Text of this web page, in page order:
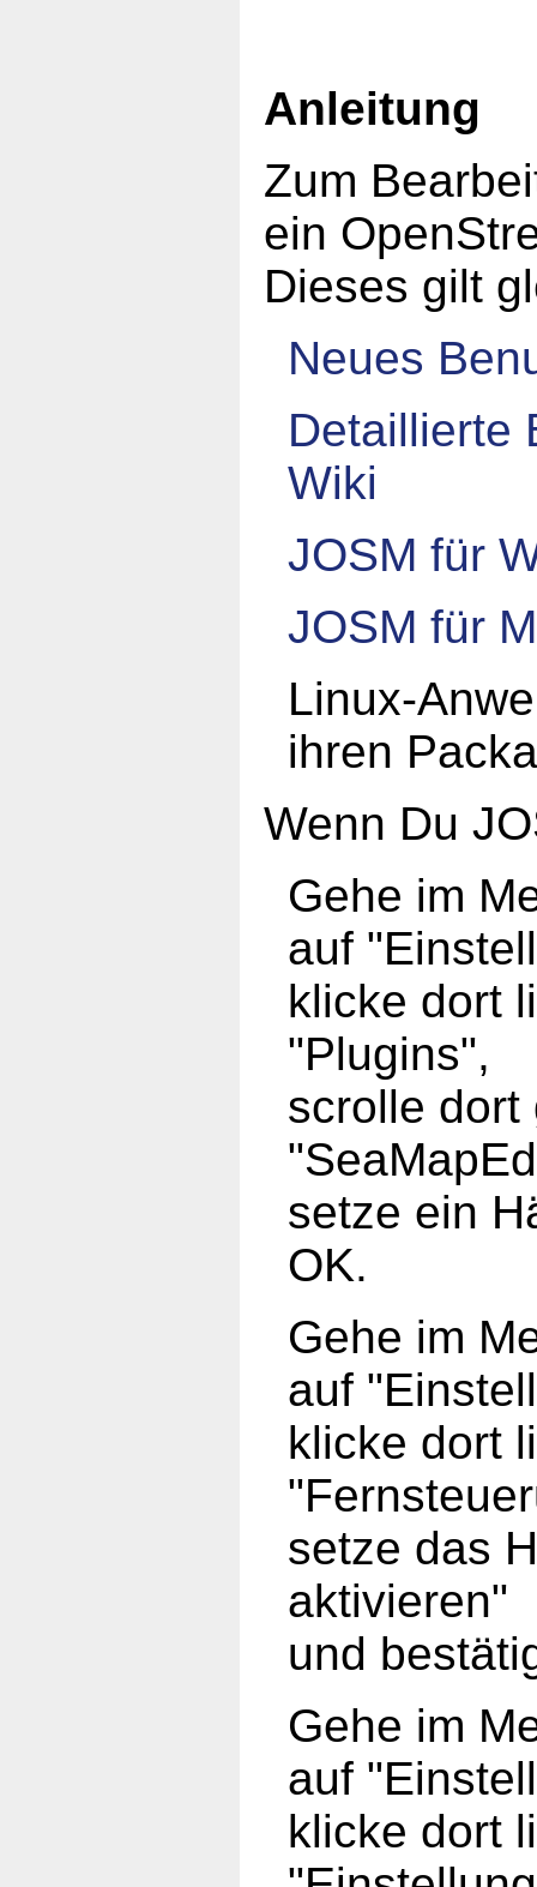
Anleitung
Zum
ein
Dieses gilt
Neues
Detaillierte
Wiki
JOSM für
JOSM für
Linux-
ihren
Wenn Du
Gehe im
auf
klicke dort
"Plugins",
scrolle dort
setze ein
OK.
Gehe im
auf
klicke dort
setze das
aktivieren"
und
Gehe im
auf
klicke dort